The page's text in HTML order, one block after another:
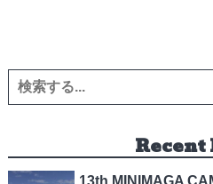
検索:
Recent